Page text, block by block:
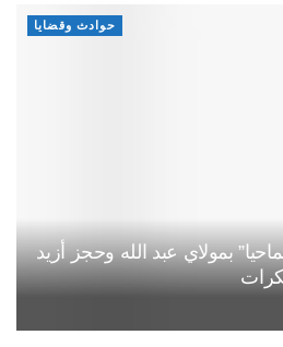
حوادث وقضايا
بمولاي عبد الله وحجز أزيد